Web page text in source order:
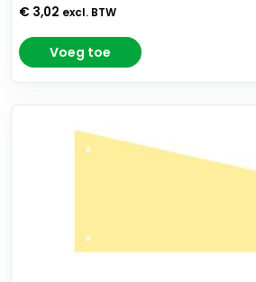
€ 3,02 excl. BTW
Voeg toe